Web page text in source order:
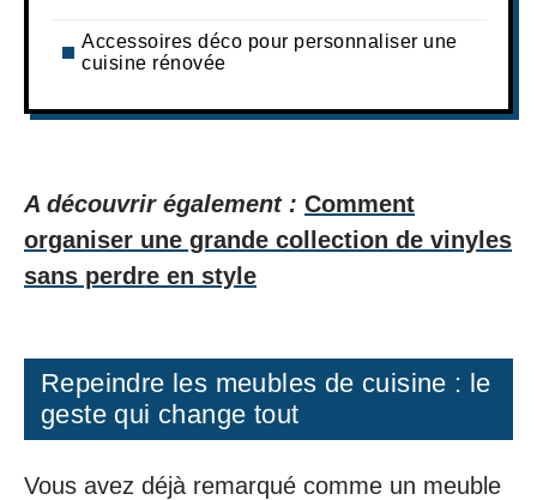
Accessoires déco pour personnaliser une
cuisine rénovée
A découvrir également : Comment
organiser une grande collection de vinyles
sans perdre en style
Repeindre les meubles de cuisine : le
geste qui change tout
Vous avez déjà remarqué comme un meuble